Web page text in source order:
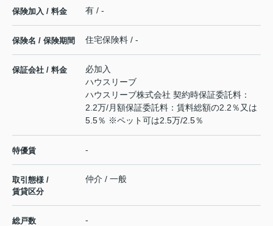
保険加入 / 料金 有 / -
保険名 / 保険期間 住宅保険料 / -
保証会社 / 料金
必加入
ハウスリーブ
ハウスリーブ株式会社 契約時保証委託料：
2.2万/月額保証委託料：賃料総額の2.2％又は
5.5％ ※ペット可は2.5万/2.5％
特優賃 -
取引態様 /
賃貸区分
仲介 / 一般
総戸数 -